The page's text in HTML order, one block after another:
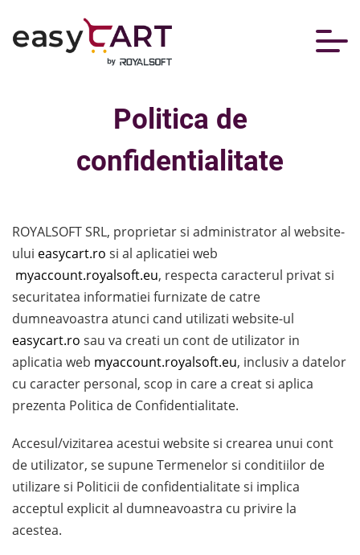
Politica de
confidentialitate
ROYALSOFT SRL, proprietar si administrator al website-
ului easycart.ro si al aplicatiei web
myaccount.royalsoft.eu, respecta caracterul privat si
securitatea informatiei furnizate de catre
dumneavoastra atunci cand utilizati website-ul
easycart.ro sau va creati un cont de utilizator in
aplicatia web myaccount.royalsoft.eu, inclusiv a datelor
cu caracter personal, scop in care a creat si aplica
prezenta Politica de Confidentialitate.
Accesul/vizitarea acestui website si crearea unui cont
de utilizator, se supune Termenelor si conditiilor de
utilizare si Politicii de confidentialitate si implica
acceptul explicit al dumneavoastra cu privire la
acestea.